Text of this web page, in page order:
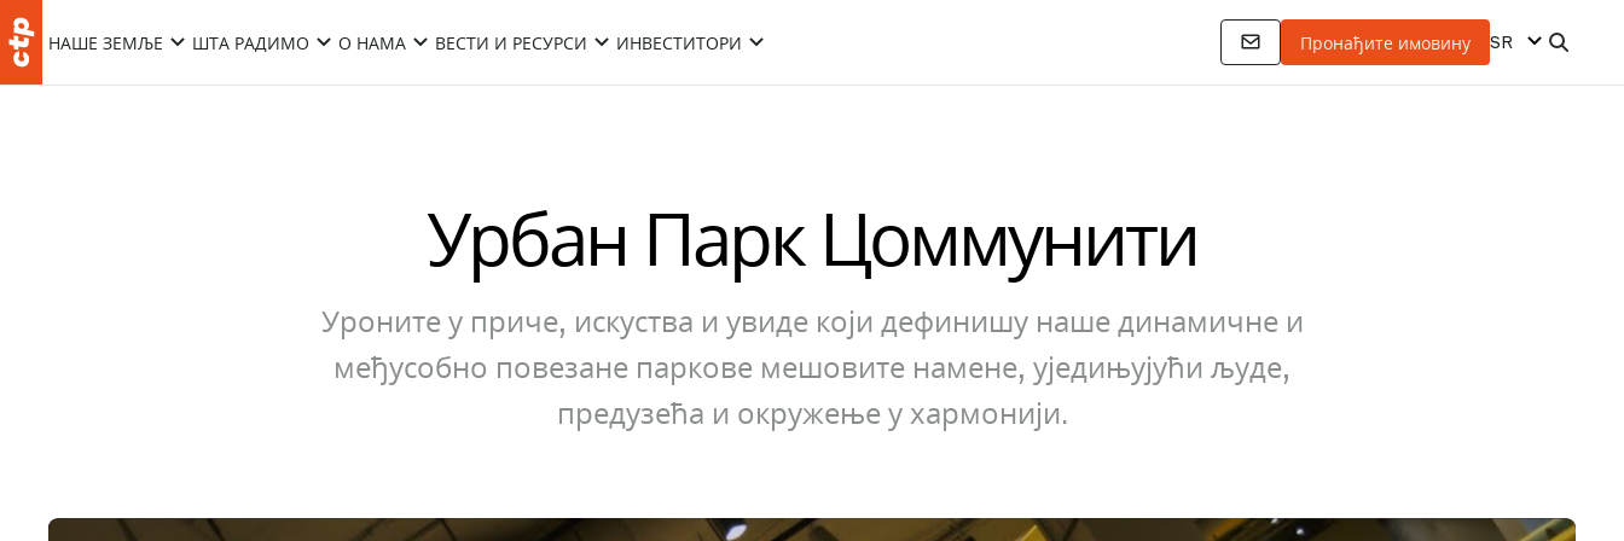
НАШЕ ЗЕМЉЕ ШТА РАДИМО О НАМА ВЕСТИ И РЕСУРСИ ИНВЕСТИТОРИ Пронађите имовину SR
Урбан Парк Цоммунити
Уроните у приче, искуства и увиде који дефинишу наше динамичне и
међусобно повезане паркове мешовите намене, уједињујући људе,
предузећа и окружење у хармонији.